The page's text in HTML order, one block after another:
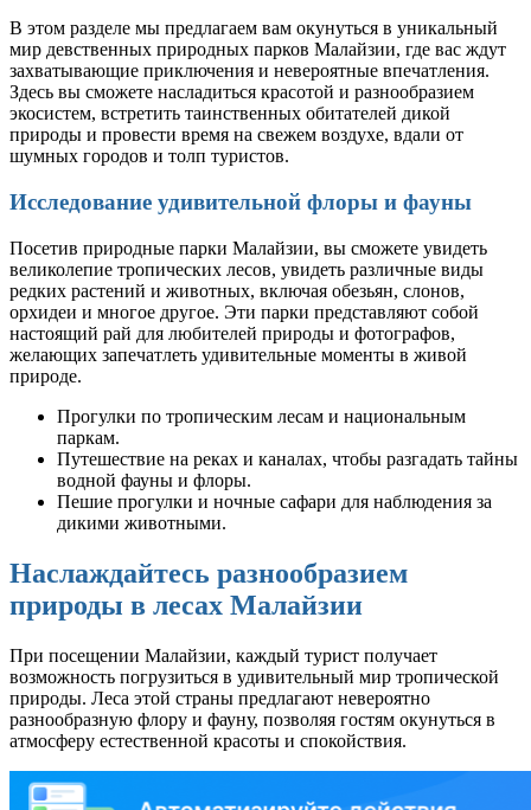
В этом разделе мы предлагаем вам окунуться в уникальный
мир девственных природных парков Малайзии, где вас ждут
захватывающие приключения и невероятные впечатления.
Здесь вы сможете насладиться красотой и разнообразием
экосистем, встретить таинственных обитателей дикой
природы и провести время на свежем воздухе, вдали от
шумных городов и толп туристов.
Исследование удивительной флоры и фауны
Посетив природные парки Малайзии, вы сможете увидеть
великолепие тропических лесов, увидеть различные виды
редких растений и животных, включая обезьян, слонов,
орхидеи и многое другое. Эти парки представляют собой
настоящий рай для любителей природы и фотографов,
желающих запечатлеть удивительные моменты в живой
природе.
Прогулки по тропическим лесам и национальным
паркам.
Путешествие на реках и каналах, чтобы разгадать тайны
водной фауны и флоры.
Пешие прогулки и ночные сафари для наблюдения за
дикими животными.
Наслаждайтесь разнообразием
природы в лесах Малайзии
При посещении Малайзии, каждый турист получает
возможность погрузиться в удивительный мир тропической
природы. Леса этой страны предлагают невероятно
разнообразную флору и фауну, позволяя гостям окунуться в
атмосферу естественной красоты и спокойствия.